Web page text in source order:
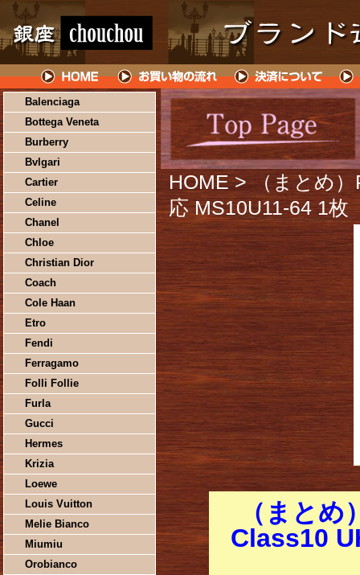
Balenciaga
Bottega Veneta
Burberry
Bvlgari
Cartier
Celine
Chanel
Chloe
Christian Dior
Coach
Cole Haan
Etro
Fendi
Ferragamo
Folli Follie
Furla
Gucci
Hermes
Krizia
Loewe
Louis Vuitton
Melie Bianco
Miumiu
Orobianco
HOME > （まとめ
応 MS10U11-64 1枚
（まと
Class10